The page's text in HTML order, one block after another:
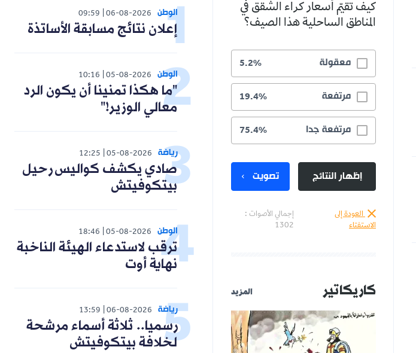
كيف تقيّم أسعار كراء الشقق في
المناطق الساحلية هذا الصيف؟
معقولة 5.2%
مرتفعة 19.4%
مرتفعة جدا 75.4%
إظهار النتائج تصويت
العودة إلى
الاستفتاء
إجمالي الأصوات :
1302
كاريكاتير المزيد
الوطن 06-08-2026
09:59
إعلان نتائج مسابقة الأساتذة
الوطن 05-08-2026
10:16
"ما هكذا تمنينا أن يكون الرد
معالي الوزير!"
رياضة 05-08-2026
12:25
صادي يكشف كواليس رحيل
بيتكوفيتش
الوطن 05-08-2026
18:46
ترقب لاستدعاء الهيئة الناخبة
نهاية أوت
رياضة 06-08-2026
13:59
رسميا.. ثلاثة أسماء مرشحة
لخلافة بيتكوفيتش